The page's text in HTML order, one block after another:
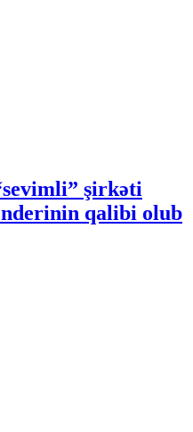
şirkəti
qalibi olub